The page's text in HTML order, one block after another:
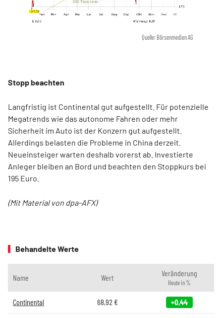
Quelle: Börsenmedien AG
Stopp beachten
Langfristig ist Continental gut aufgestellt. Für potenzielle
Megatrends wie das autonome Fahren oder mehr
Sicherheit im Auto ist der Konzern gut aufgestellt.
Allerdings belasten die Probleme in China derzeit.
Neueinsteiger warten deshalb vorerst ab. Investierte
Anleger bleiben an Bord und beachten den Stoppkurs bei
195 Euro.
(Mit Material von dpa-AFX)
Behandelte Werte
Name Wert Veränderung
Heute in %
Continental 68,92 € +0,44